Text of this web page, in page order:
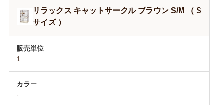
リラックス キャットサークル ブラウン S/M （ S
サイズ ）
1
-